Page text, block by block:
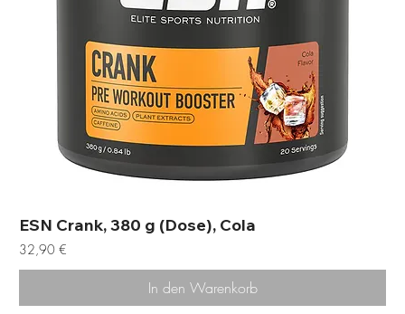
ESN Crank, 380 g (Dose), Cola
Preis
32,90 €
In den Warenkorb